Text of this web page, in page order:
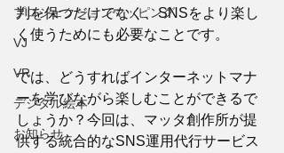
プロジェクションマッピング
VJ
VR
デジタル絵本
お知らせ
判を保つだけでなく、SNSをより楽し
く使うためにも必要なことです。
では、どうすればインターネットマナ
ーを学びながら楽しむことができるで
しょうか？今回は、マッタ創作所が提
供する統合的なSNS運用代行サービス